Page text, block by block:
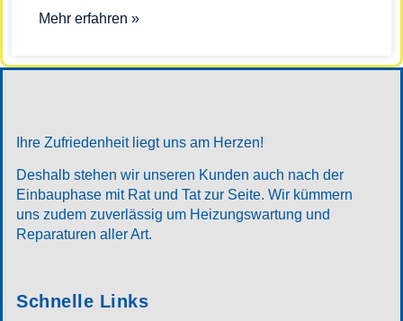
Mehr erfahren »
Ihre Zufriedenheit liegt uns am Herzen!
Deshalb stehen wir unseren Kunden auch nach der
Einbauphase mit Rat und Tat zur Seite. Wir kümmern
uns zudem zuverlässig um Heizungswartung und
Reparaturen aller Art.
Schnelle Links